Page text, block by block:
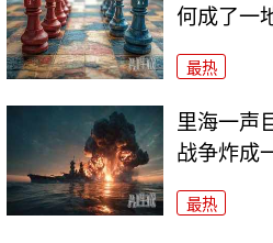
何成了一
最热
里海一声
战争炸成
最热